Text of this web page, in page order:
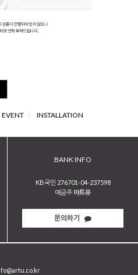
EVENT / INSTALLATION
BANK INFO
KB국민 276701-04-237598
예금주 아트유
문의하기